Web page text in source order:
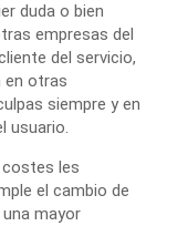
duda o bien
empresas del
del servicio,
en otras
siempre y en
usuario.
les
el cambio de
mayor